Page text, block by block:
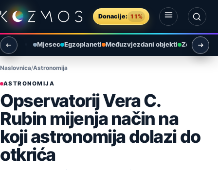
Preskoči na sadržaj
Donacije: 11%
Otvori izbornik
Otvori pretragu
Mjesec Egzoplaneti Međuzvjezdani objekti Zemlja i
Naslovnica Astronomija
ASTRONOMIJA
Opservatorij Vera C.
Rubin mijenja način na
koji astronomija dolazi do
otkrića